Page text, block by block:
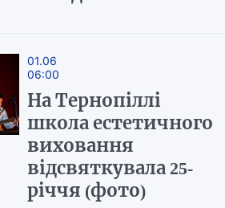
01.06
06:00
На Тернопіллі
школа естетичного
виховання
відсвяткувала 25-
річчя (фото)